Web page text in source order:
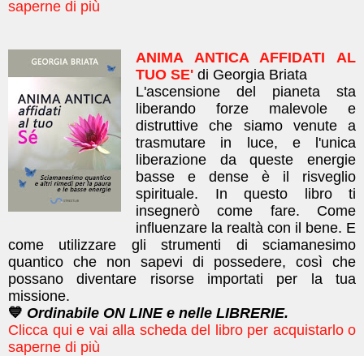
saperne di più
ANIMA ANTICA AFFIDATI AL
TUO SE' di Georgia Briata
L'ascensione del pianeta sta
liberando forze malevole e
distruttive che siamo venute a
trasmutare in luce, e l'unica
liberazione da queste energie
basse e dense è il risveglio
spirituale. In questo libro ti
insegnerò come fare. Come
influenzare la realtà con il bene. E
come utilizzare gli strumenti di sciamanesimo
quantico che non sapevi di possedere, così che
possano diventare risorse importati per la tua
missione.
💙 Ordinabile ON LINE e nelle LIBRERIE.
Clicca qui e vai alla scheda del libro per acquistarlo o
saperne di più